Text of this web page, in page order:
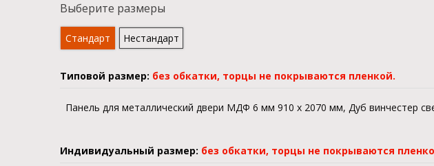
Выберите размеры
Стандарт Нестандарт
Типовой размер: без обкатки, торцы не покрываются пленкой.
Панель для металлический двери МДФ 6 мм 910 x 2070 мм, Дуб винчестер
Индивидуальный размер: без обкатки, торцы не покрываются